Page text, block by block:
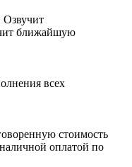
Озвучит
ближайшую
всех
стоимость
оплатой по